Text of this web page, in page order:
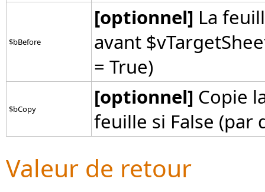
$bBefore
[optionnel] La
avant
= True)
$bCopy [optionnel] Copie
feuille si False (par
Valeur de retour